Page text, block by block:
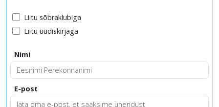
Liitu sõbraklubiga
Liitu uudiskirjaga
Nimi
E-post